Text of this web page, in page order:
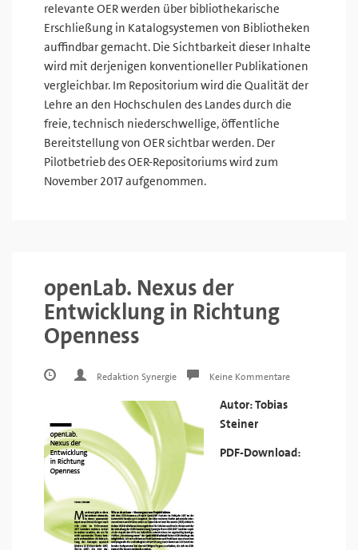
relevante OER werden über bibliothekarische
Erschließung in Katalogsystemen von Bibliotheken
auffindbar gemacht. Die Sichtbarkeit dieser Inhalte
wird mit derjenigen konventioneller Publikationen
vergleichbar. Im Repositorium wird die Qualität der
Lehre an den Hochschulen des Landes durch die
freie, technisch niederschwellige, öffentliche
Bereitstellung von OER sichtbar werden. Der
Pilotbetrieb des OER-Repositoriums wird zum
November 2017 aufgenommen.
openLab. Nexus der
Entwicklung in Richtung
Openness
Redaktion Synergie Keine Kommentare
Autor: Tobias
Steiner
PDF-Download: